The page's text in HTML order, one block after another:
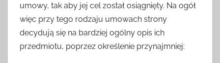
umowy, tak aby jej cel został osiągnięty. Na ogół
więc przy tego rodzaju umowach strony
decydują się na bardziej ogólny opis ich
przedmiotu, poprzez określenie przynajmniej: